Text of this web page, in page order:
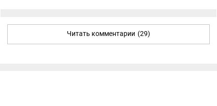
Читать комментарии (29)